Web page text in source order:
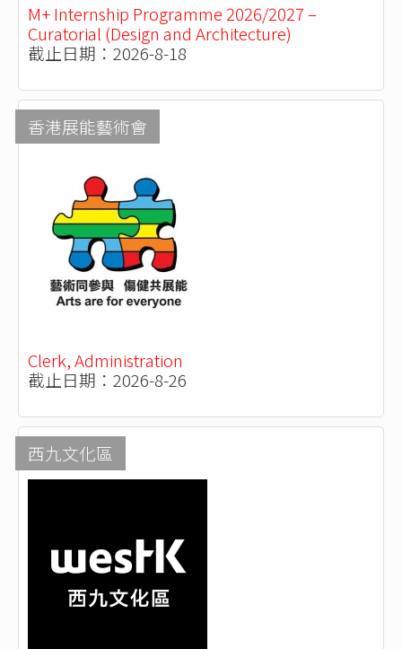
M+ Internship Programme 2026/2027 –
Curatorial (Design and Architecture)
截止日期：2026-8-18
香港展能藝術會
Clerk, Administration
截止日期：2026-8-26
西九文化區